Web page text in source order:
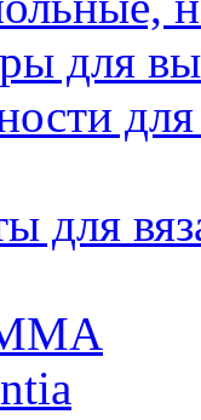
для
для